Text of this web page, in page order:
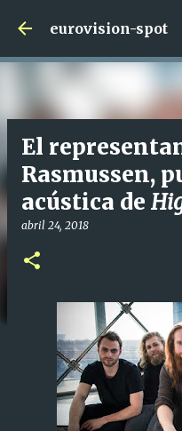
Ir al
eurovision-spot
El
Rasmussen,
acústica de
abril 24, 2018